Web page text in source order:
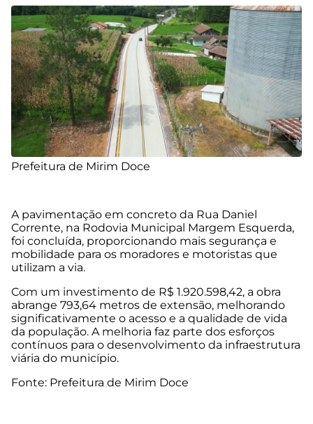
Prefeitura de Mirim Doce
A pavimentação em concreto da Rua Daniel
Corrente, na Rodovia Municipal Margem Esquerda,
foi concluída, proporcionando mais segurança e
mobilidade para os moradores e motoristas que
utilizam a via.
Com um investimento de R$ 1.920.598,42, a obra
abrange 793,64 metros de extensão, melhorando
significativamente o acesso e a qualidade de vida
da população. A melhoria faz parte dos esforços
contínuos para o desenvolvimento da infraestrutura
viária do município.
Fonte: Prefeitura de Mirim Doce